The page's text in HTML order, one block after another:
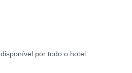
por todo o hotel.